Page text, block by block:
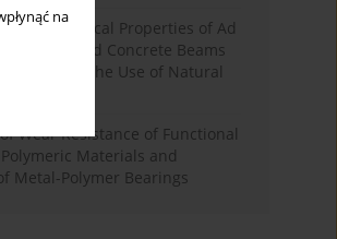
na
of Mechanical Properties of Ad
Reinforced Concrete Beams
with the Use of Natural
Wear Resistance of Functional
Materials and
Metal-Polymer Bearings